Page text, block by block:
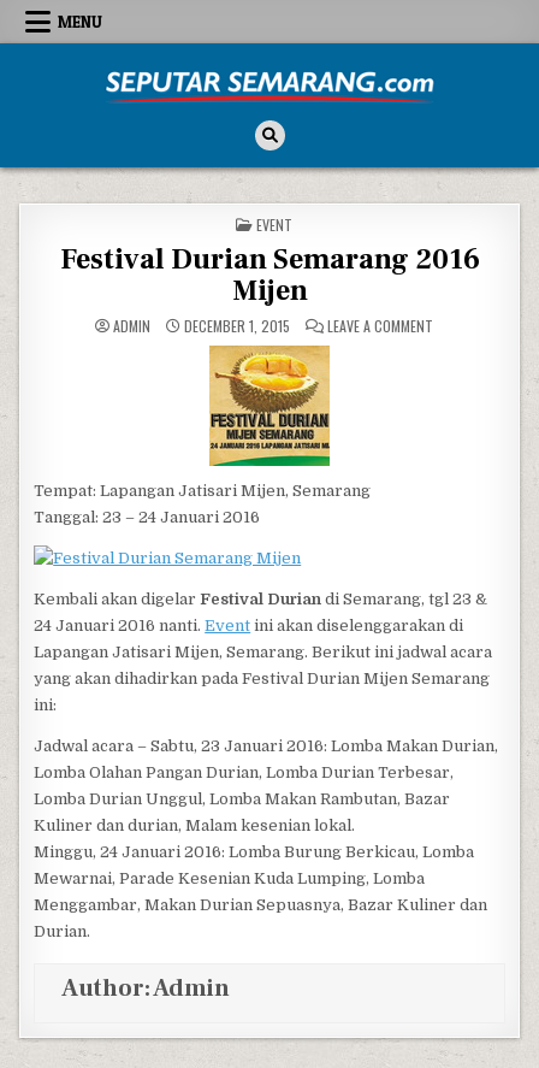
Skip to content
MENU
POSTED IN
EVENT
Festival Durian Semarang 2016
Mijen
ADMIN DECEMBER 1, 2015 LEAVE A COMMENTON FESTIVAL
Tempat: Lapangan Jatisari Mijen, Semarang
Tanggal: 23 – 24 Januari 2016
Kembali akan digelarFestival Durian di Semarang, tgl 23 &
24 Januari 2016 nanti.Event ini akan diselenggarakan di
Lapangan Jatisari Mijen, Semarang. Berikut ini jadwal acara
yang akan dihadirkan pada Festival Durian Mijen Semarang
ini:
Jadwal acara – Sabtu, 23 Januari 2016: Lomba Makan Durian,
Lomba Olahan Pangan Durian, Lomba Durian Terbesar,
Lomba Durian Unggul, Lomba Makan Rambutan, Bazar
Kuliner dan durian, Malam kesenian lokal.
Minggu, 24 Januari 2016: Lomba Burung Berkicau, Lomba
Mewarnai, Parade Kesenian Kuda Lumping, Lomba
Menggambar, Makan Durian Sepuasnya, Bazar Kuliner dan
Durian.
Author:Admin